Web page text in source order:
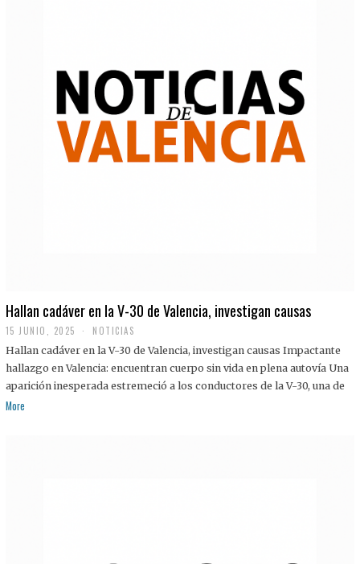
Hallan cadáver en la V-30 de Valencia, investigan causas
15 JUNIO, 2025 NOTICIAS
Hallan cadáver en la V-30 de Valencia, investigan causas Impactante
hallazgo en Valencia: encuentran cuerpo sin vida en plena autovía Una
aparición inesperada estremeció a los conductores de la V-30, una de
More